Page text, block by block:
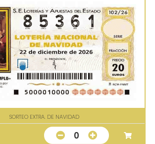
SORTEO EXTRA. DE NAVIDAD
0